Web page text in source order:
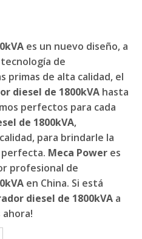
es un nuevo diseño, a
de
primas de alta calidad, el
diesel de 1800kVA hasta
perfectos para cada
de 1800kVA,
para brindarle la
Meca Power es
profesional de
en China. Si está
diesel de 1800kVA a
ahora!